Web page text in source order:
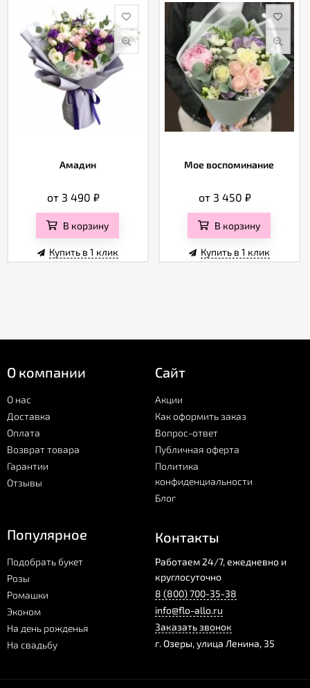
Амадин
от 3 490₽
В корзину
Купить в 1 клик
Мое воспоминание
от 3 450₽
В корзину
Купить в 1 клик
О компании
О нас
Доставка
Оплата
Возврат товара
Гарантии
Отзывы
Сайт
Акции
Как оформить заказ
Вопрос-ответ
Публичная оферта
Политика
конфиденциальности
Блог
Популярное
Подобрать букет
Розы
Ромашки
Эконом
На день рожденья
На свадьбу
Контакты
Работаем 24/7, ежедневно и
круглосуточно
8 (800) 700-35-38
info@flo-allo.ru
Заказать звонок
г.Озеры,улица Ленина, 35